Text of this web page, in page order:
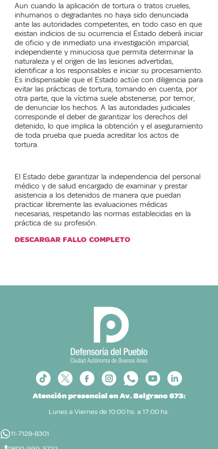
Aun cuando la aplicación de tortura o tratos crueles,
inhumanos o degradantes no haya sido denunciada
ante las autoridades competentes, en todo caso en que
existan indicios de su ocurrencia el Estado deberá iniciar
de oficio y de inmediato una investigación imparcial,
independiente y minuciosa que permita determinar la
naturaleza y el origen de las lesiones advertidas,
identificar a los responsables e iniciar su procesamiento.
Es indispensable que el Estado actúe con diligencia para
evitar las prácticas de tortura, tomando en cuenta, por
otra parte, que la víctima suele abstenerse, por temor,
de denunciar los hechos. A las autoridades judiciales
corresponde el deber de garantizar los derechos del
detenido, lo que implica la obtención y el aseguramiento
de toda prueba que pueda acreditar los actos de
tortura.
El Estado debe garantizar la independencia del personal
médico y de salud encargado de examinar y prestar
asistencia a los detenidos de manera que puedan
practicar libremente las evaluaciones médicas
necesarias, respetando las normas establecidas en la
práctica de su profesión.
DESCARGAR FALLO COMPLETO
Atención presencial en Av. Belgrano 673:
Lunes a Viernes de 10:00 hs. a 17:00 hs.
11-7128-8301